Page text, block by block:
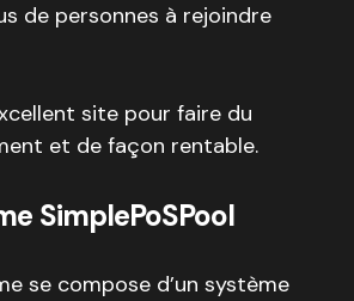
de personnes à rejoindre
site pour faire du
et de façon rentable.
SimplePoSPool
se compose d’un système